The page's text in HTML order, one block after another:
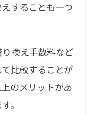
することも一つ
換え手数料など
比較することが
のメリットがあ
。